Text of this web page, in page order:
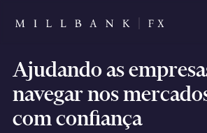
Ajudando as
navegar nos
com confiança